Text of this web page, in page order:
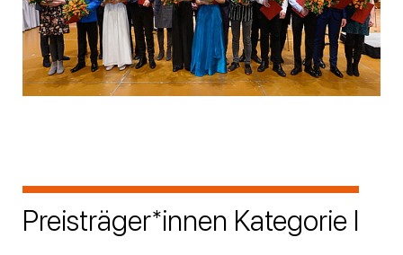
Preisträger*innen Kategorie I